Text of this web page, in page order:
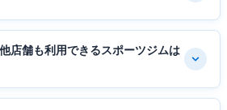
店舗も利用できるスポーツジムは